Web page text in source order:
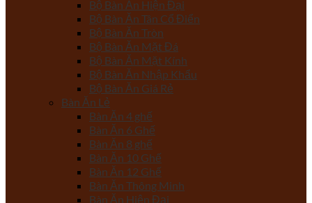
Bộ Bàn Ăn Hiện Đại
Bộ Bàn Ăn Tân Cổ Điển
Bộ Bàn Ăn Tròn
Bộ Bàn Ăn Mặt Đá
Bộ Bàn Ăn Mặt Kính
Bộ Bàn Ăn Nhập Khẩu
Bộ Bàn Ăn Giá Rẻ
Bàn Ăn Lẻ
Bàn Ăn 4 ghế
Bàn Ăn 6 Ghế
Bàn Ăn 8 ghế
Bàn Ăn 10 Ghế
Bàn Ăn 12 Ghế
Bàn Ăn Thông Minh
Bàn Ăn Hiện Đại